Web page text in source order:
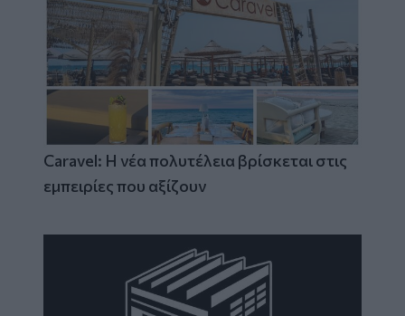
Caravel: Η νέα πολυτέλεια βρίσκεται στις
εμπειρίες που αξίζουν